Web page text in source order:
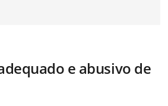
e abusivo de